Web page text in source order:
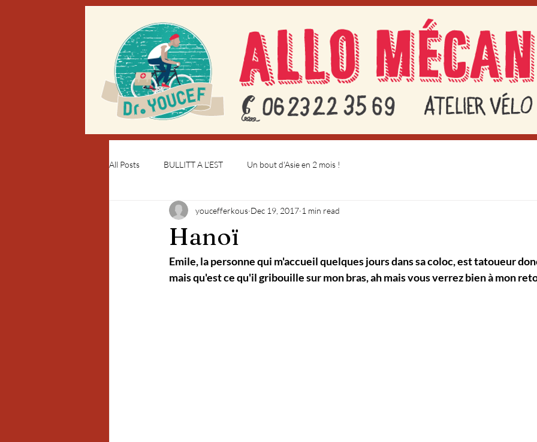
All Posts BULLITT A L'EST Un bout d'Asie en 2 mois !
Hanoï
youcefferkous Dec 19, 2017 1 min read
Emile, la personne qui m'accueil quelques jours dans sa coloc, est tatoueur
mais qu'est ce qu'il gribouille sur mon bras, ah mais vous verrez bien à mon